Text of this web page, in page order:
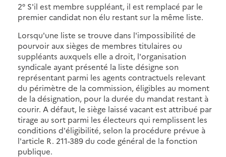
2° S'il est membre suppléant, il est remplacé par le
premier candidat non élu restant sur la même liste.
Lorsqu'une liste se trouve dans l'impossibilité de
pourvoir aux sièges de membres titulaires ou
suppléants auxquels elle a droit, l'organisation
syndicale ayant présenté la liste désigne son
représentant parmi les agents contractuels relevant
du périmètre de la commission, éligibles au moment
de la désignation, pour la durée du mandat restant à
courir. A défaut, le siège laissé vacant est attribué par
tirage au sort parmi les électeurs qui remplissent les
conditions d'éligibilité, selon la procédure prévue à
l'article R. 211-389 du code général de la fonction
publique.